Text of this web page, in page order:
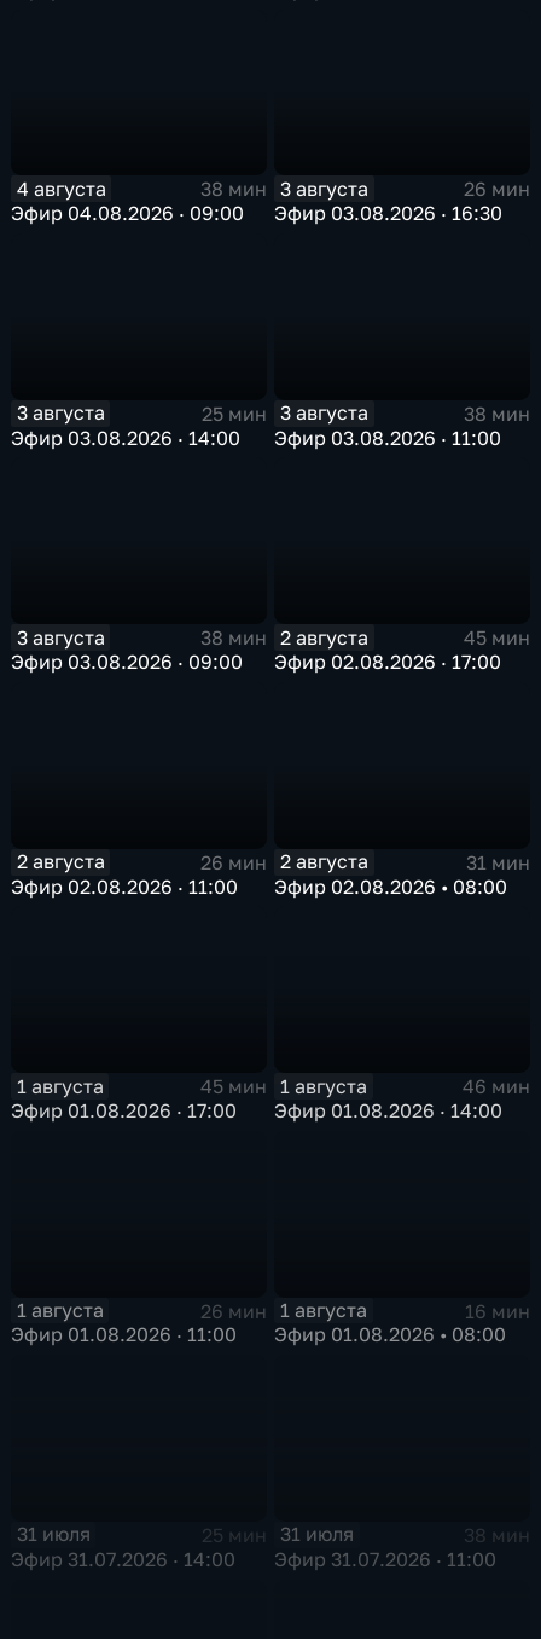
4 августа
38 мин
Эфир 04.08.2026 · 09:00
3 августа
26 мин
Эфир 03.08.2026 · 16:30
3 августа
25 мин
Эфир 03.08.2026 · 14:00
3 августа
38 мин
Эфир 03.08.2026 · 11:00
3 августа
38 мин
Эфир 03.08.2026 · 09:00
2 августа
45 мин
Эфир 02.08.2026 · 17:00
2 августа
26 мин
Эфир 02.08.2026 · 11:00
2 августа
31 мин
Эфир 02.08.2026 • 08:00
1 августа
45 мин
Эфир 01.08.2026 · 17:00
1 августа
46 мин
Эфир 01.08.2026 · 14:00
1 августа
26 мин
Эфир 01.08.2026 · 11:00
1 августа
16 мин
Эфир 01.08.2026 • 08:00
31 июля
25 мин
Эфир 31.07.2026 · 14:00
31 июля
38 мин
Эфир 31.07.2026 · 11:00